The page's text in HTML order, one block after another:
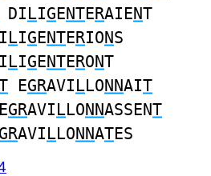
DILIGENTERAIENT
LIGENTERIONS
LIGENTERONT
EGRAVILLONNAIT
GRAVILLONNASSENT
GRAVILLONNATES